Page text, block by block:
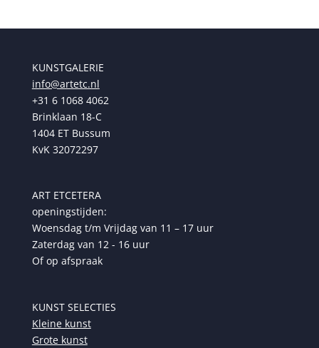
KUNSTGALERIE
info@artetc.nl
+31 6 1068 4062
Brinklaan 18-C
1404 ET Bussum
KvK 32072297
ART ETCETERA
openingstijden:
Woensdag t/m Vrijdag van 11 – 17 uur
Zaterdag van 12 - 16 uur
Of op afspraak
KUNST SELECTIES
Kleine kunst
Grote kunst